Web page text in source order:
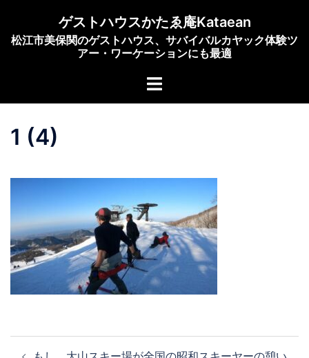
ゲストハウスかたゑ庵Kataean
松江市美保関のゲストハウス、サバイバルカヤック体験ツ
アー・ワーケーションにも最適
ト
1 (4)